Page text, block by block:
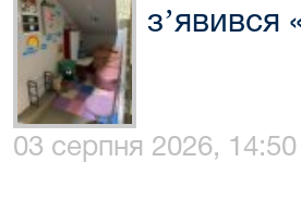
зʼявився
03 серпня 2026, 14:50